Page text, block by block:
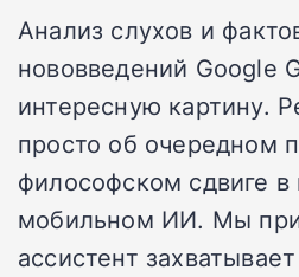
Анализ слухов и
нововведений Google
интересную картину.
просто об очередном
философском сдвиге в
мобильном ИИ. Мы
ассистент